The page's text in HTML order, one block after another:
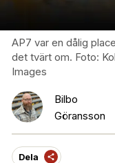
AP7 var en dålig
det tvärt om. Foto:
Images
Bilbo
Göransson
Dela